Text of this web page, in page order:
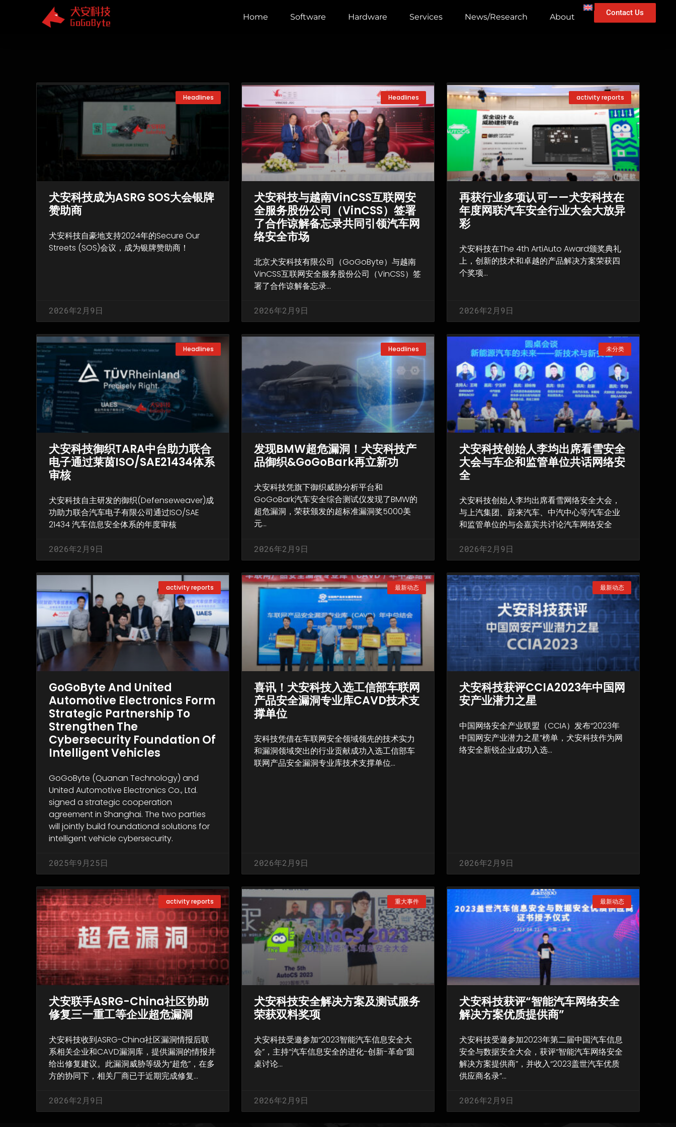
Contact Us
Home Software Hardware Services News/Research About
Headlines
犬安科技成为ASRG SOS大会银牌
赞助商
犬安科技自豪地支持2024年的Secure Our
Streets (SOS)会议，成为银牌赞助商！
2026年2月9日
Headlines
犬安科技与越南VinCSS互联网安
全服务股份公司（VinCSS）签署
了合作谅解备忘录共同引领汽车网
络安全市场
北京犬安科技有限公司（GoGoByte）与越南
VinCSS互联网安全服务股份公司（VinCSS）签
署了合作谅解备忘录…
2026年2月9日
activity reports
再获行业多项认可——犬安科技在
年度网联汽车安全行业大会大放异
彩
犬安科技在The 4th ArtiAuto Award颁奖典礼
上，创新的技术和卓越的产品解决方案荣获四
个奖项…
2026年2月9日
Headlines
犬安科技御织TARA中台助力联合
电子通过莱茵ISO/SAE21434体系
审核
犬安科技自主研发的御织(Defenseweaver)成
功助力联合汽车电子有限公司通过ISO/SAE
21434 汽车信息安全体系的年度审核
2026年2月9日
Headlines
发现BMW超危漏洞！犬安科技产
品御织&GoGoBark再立新功
犬安科技凭旗下御织威胁分析平台和
GoGoBark汽车安全综合测试仪发现了BMW的
超危漏洞，荣获颁发的超标准漏洞奖5000美
元…
2026年2月9日
未分类
犬安科技创始人李均出席看雪安全
大会与车企和监管单位共话网络安
全
犬安科技创始人李均出席看雪网络安全大会，
与上汽集团、蔚来汽车、中汽中心等汽车企业
和监管单位的与会嘉宾共讨论汽车网络安全
2026年2月9日
activity reports
GoGoByte And United
Automotive Electronics Form
Strategic Partnership To
Strengthen The
Cybersecurity Foundation Of
Intelligent Vehicles
GoGoByte (Quanan Technology) and
United Automotive Electronics Co., Ltd.
signed a strategic cooperation
agreement in Shanghai. The two parties
will jointly build foundational solutions for
intelligent vehicle cybersecurity.
2025年9月25日
最新动态
喜讯！犬安科技入选工信部车联网
产品安全漏洞专业库CAVD技术支
撑单位
安科技凭借在车联网安全领域领先的技术实力
和漏洞领域突出的行业贡献成功入选工信部车
联网产品安全漏洞专业库技术支撑单位…
2026年2月9日
最新动态
犬安科技获评CCIA2023年中国网
安产业潜力之星
中国网络安全产业联盟（CCIA）发布“2023年
中国网安产业潜力之星”榜单，犬安科技作为网
络安全新锐企业成功入选…
2026年2月9日
activity reports
犬安联手ASRG-China社区协助
修复三一重工等企业超危漏洞
犬安科技收到ASRG-China社区漏洞情报后联
系相关企业和CAVD漏洞库，提供漏洞的情报并
给出修复建议。此漏洞威胁等级为“超危”，在多
方的协同下，相关厂商已于近期完成修复…
2026年2月9日
重大事件
犬安科技安全解决方案及测试服务
荣获双料奖项
犬安科技受邀参加“2023智能汽车信息安全大
会”，主持“汽车信息安全的进化-创新-革命”圆
桌讨论…
2026年2月9日
最新动态
犬安科技获评“智能汽车网络安全
解决方案优质提供商”
犬安科技受邀参加2023年第二届中国汽车信息
安全与数据安全大会，获评“智能汽车网络安全
解决方案提供商”，并收入“2023盖世汽车优质
供应商名录”…
2026年2月9日
PagePagePage